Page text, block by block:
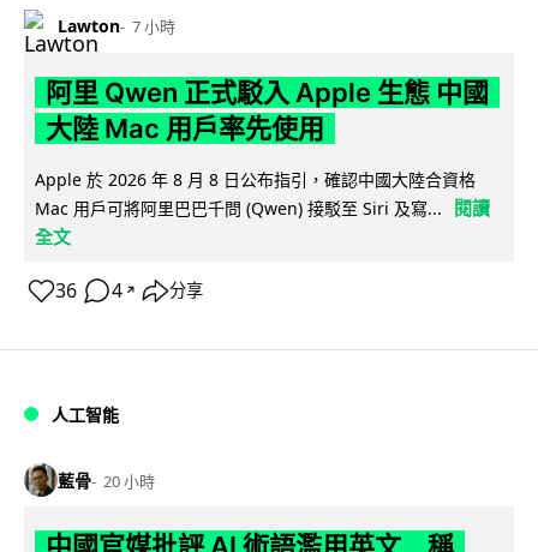
Lawton 7 小時
阿里 Qwen 正式駁入 Apple 生態 中國
大陸 Mac 用戶率先使用
Apple 於 2026 年 8 月 8 日公布指引，確認中國大陸合資格
Mac 用戶可將阿里巴巴千問 (Qwen) 接駁至 Siri 及寫...
閱讀
全文
36 4 ↗ 分享
人工智能
藍骨 20 小時